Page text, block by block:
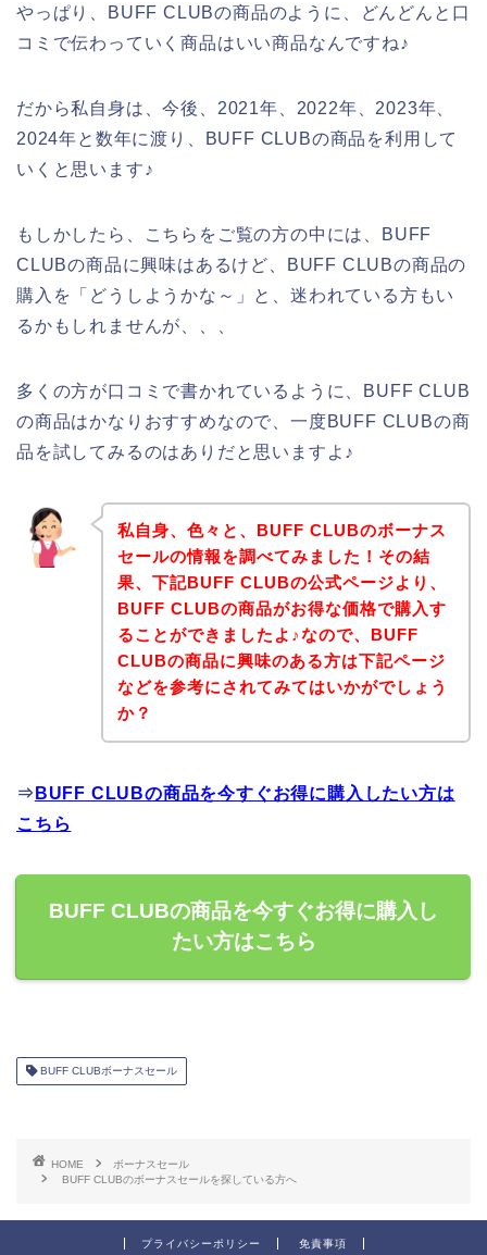
やっぱり、BUFF CLUBの商品のように、どんどんと口
コミで伝わっていく商品はいい商品なんですね♪
だから私自身は、今後、2021年、2022年、2023年、
2024年と数年に渡り、BUFF CLUBの商品を利用して
いくと思います♪
もしかしたら、こちらをご覧の方の中には、BUFF
CLUBの商品に興味はあるけど、BUFF CLUBの商品の
購入を「どうしようかな～」と、迷われている方もい
るかもしれませんが、、、
多くの方が口コミで書かれているように、BUFF CLUB
の商品はかなりおすすめなので、一度BUFF CLUBの商
品を試してみるのはありだと思いますよ♪
私自身、色々と、BUFF CLUBのボーナス
セールの情報を調べてみました！その結
果、下記BUFF CLUBの公式ページより、
BUFF CLUBの商品がお得な価格で購入す
ることができましたよ♪なので、BUFF
CLUBの商品に興味のある方は下記ページ
などを参考にされてみてはいかがでしょう
か？
⇒ BUFF CLUBの商品を今すぐお得に購入したい方は
こちら
BUFF CLUBの商品を今すぐお得に購入し
たい方はこちら
BUFF CLUBボーナスセール
HOME
ボーナスセール
BUFF CLUBのボーナスセールを探している方へ
プライバシーポリシー 免責事項